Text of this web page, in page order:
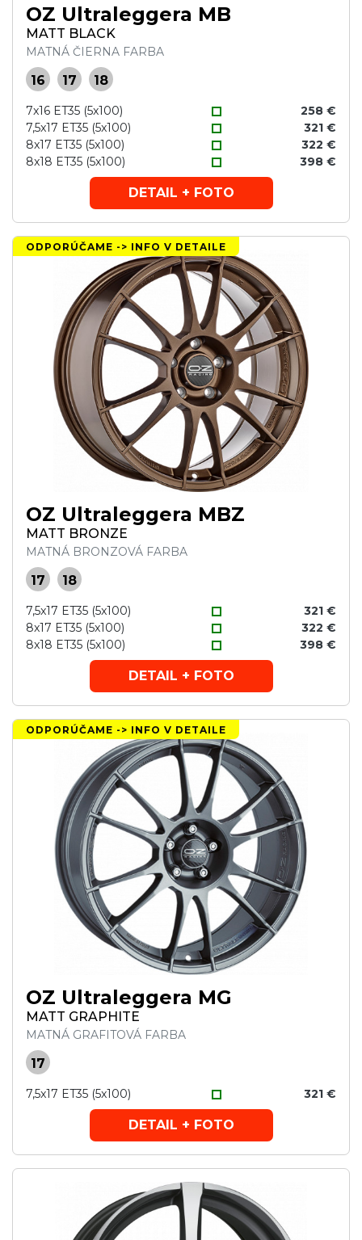
OZ Ultraleggera MB
MATT BLACK
MATNÁ ČIERNA FARBA
16 17 18
7x16 ET35 (5x100)
258 €
7,5x17 ET35 (5x100)
321 €
8x17 ET35 (5x100)
322 €
8x18 ET35 (5x100)
398 €
DETAIL + FOTO
ODPORÚČAME -> INFO V DETAILE
OZ Ultraleggera MBZ
MATT BRONZE
MATNÁ BRONZOVÁ FARBA
17 18
7,5x17 ET35 (5x100)
321 €
8x17 ET35 (5x100)
322 €
8x18 ET35 (5x100)
398 €
DETAIL + FOTO
ODPORÚČAME -> INFO V DETAILE
OZ Ultraleggera MG
MATT GRAPHITE
MATNÁ GRAFITOVÁ FARBA
17
7,5x17 ET35 (5x100) 321 €
DETAIL + FOTO